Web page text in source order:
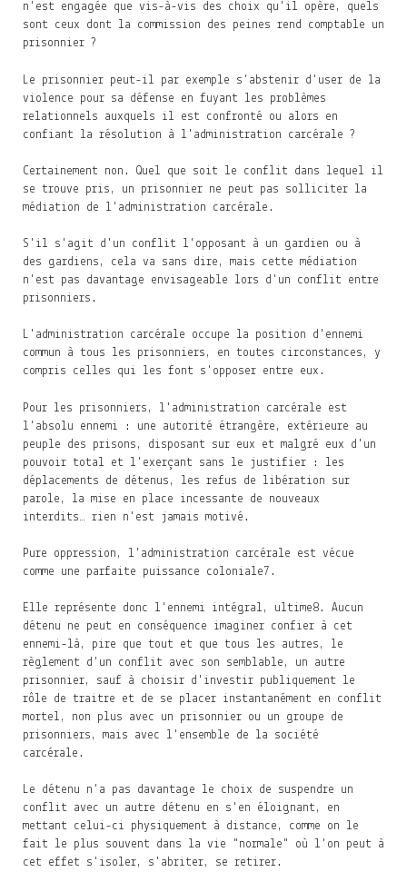
n'est engagée que vis-à-vis des choix qu'il opère, quels
sont ceux dont la commission des peines rend comptable un
prisonnier ?
Le prisonnier peut-il par exemple s'abstenir d'user de la
violence pour sa défense en fuyant les problèmes
relationnels auxquels il est confronté ou alors en
confiant la résolution à l'administration carcérale ?
Certainement non. Quel que soit le conflit dans lequel il
se trouve pris, un prisonnier ne peut pas solliciter la
médiation de l'administration carcérale.
S'il s'agit d'un conflit l'opposant à un gardien ou à
des gardiens, cela va sans dire, mais cette médiation
n'est pas davantage envisageable lors d'un conflit entre
prisonniers.
L'administration carcérale occupe la position d'ennemi
commun à tous les prisonniers, en toutes circonstances, y
compris celles qui les font s'opposer entre eux.
Pour les prisonniers, l'administration carcérale est
l'absolu ennemi : une autorité étrangère, extérieure au
peuple des prisons, disposant sur eux et malgré eux d'un
pouvoir total et l'exerçant sans le justifier : les
déplacements de détenus, les refus de libération sur
parole, la mise en place incessante de nouveaux
interdits… rien n'est jamais motivé.
Pure oppression, l'administration carcérale est vécue
comme une parfaite puissance coloniale7 .
Elle représente donc l'ennemi intégral, ultime8. Aucun
détenu ne peut en conséquence imaginer confier à cet
ennemi-là, pire que tout et que tous les autres, le
règlement d'un conflit avec son semblable, un autre
prisonnier, sauf à choisir d'investir publiquement le
rôle de traitre et de se placer instantanément en conflit
mortel, non plus avec un prisonnier ou un groupe de
prisonniers, mais avec l'ensemble de la société
carcérale.
Le détenu n'a pas davantage le choix de suspendre un
conflit avec un autre détenu en s'en éloignant, en
mettant celui-ci physiquement à distance, comme on le
fait le plus souvent dans la vie "normale" où l'on peut à
cet effet s'isoler, s'abriter, se retirer.